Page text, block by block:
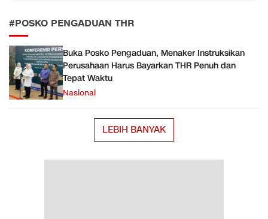
#POSKO PENGADUAN THR
Buka Posko Pengaduan, Menaker Instruksikan
Perusahaan Harus Bayarkan THR Penuh dan
Tepat Waktu
Nasional
LEBIH BANYAK